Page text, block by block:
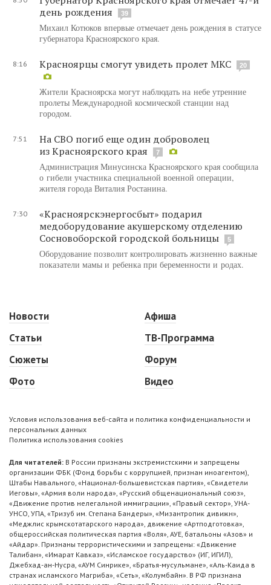
день рождения
39
Михаил Котюков впервые отмечает день рождения в статусе
губернатора Красноярского края.
8:16 Красноярцы смогут увидеть пролет МКС 20
Жители Красноярска могут наблюдать на небе утренние
пролеты Международной космической станции над
городом.
7:51
На СВО погиб еще один доброволец
из Красноярского края
7
Администрация Минусинска Красноярского края сообщила
о гибели участника специальной военной операции,
жителя города Виталия Ростанина.
7:30
«Красноярскэнергосбыт» подарил
медоборудование акушерскому отделению
Сосновоборской городской больницы
5
Оборудование позволит контролировать жизненно важные
показатели мамы и ребенка при беременности и родах.
Новости
Статьи
Сюжеты
Фото
Афиша
ТВ-Программа
Форум
Видео
Условия использования веб-сайта и политика конфиденциальности и
персональных данных
Политика использования cookies
Для читателей: В России признаны экстремистскими и запрещены
организации ФБК (Фонд борьбы с коррупцией, признан иноагентом),
Штабы Навального, «Национал-большевистская партия», «Свидетели
Иеговы», «Армия воли народа», «Русский общенациональный союз»,
«Движение против нелегальной иммиграции», «Правый сектор», УНА-
УНСО, УПА, «Тризуб им. Степана Бандеры», «Мизантропик дивижн»,
«Меджлис крымскотатарского народа», движение «Артподготовка»,
общероссийская политическая партия «Воля», АУЕ, батальоны «Азов» и
«Айдар». Признаны террористическими и запрещены: «Движение
Талибан», «Имарат Кавказ», «Исламское государство» (ИГ, ИГИЛ),
Джебхад-ан-Нусра, «АУМ Синрике», «Братья-мусульмане», «Аль-Каида в
странах исламского Магриба», «Сеть», «Колумбайн». В РФ признана